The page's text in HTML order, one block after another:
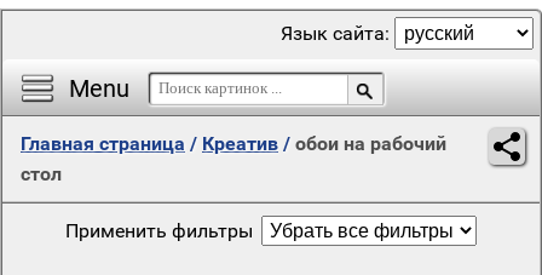
Menu
Язык сайта:
Главная страница / Креатив / обои на рабочий
стол
Применить фильтры